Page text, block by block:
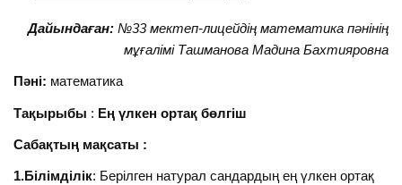
Дайындаған: №33 мектеп-лицейдің математика пәнінің
мұғалімі Ташманова Мадина Бахтияровна
Пәні: математика
Тақырыбы : Ең үлкен ортақ бөлгіш
Сабақтың мақсаты :
1.Білімділік: Берілген натурал сандардың ең үлкен ортақ